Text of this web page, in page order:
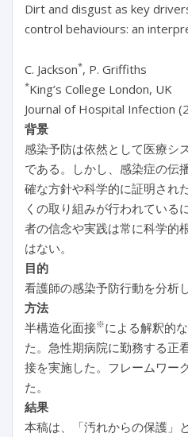
Dirt and disgust as key
control behaviours: an
C. Jackson*, P. Griffiths
*King’s College London, UK
Journal of Hospital Infection
背景
感染予防は依然として医療シ
である。しかし、感染症の伝
確な方針や科学的に証明され
くの取り組みが行われている
者の信念や実践は常に科学的
はない。
目的
看護師の感染予防行動を分析
方法
半構造化面接※による解釈的
た。急性期病院に勤務する正
接を実施した。フレームワー
た。
結果
本稿は、「汚れからの保護」